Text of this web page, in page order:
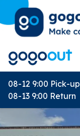
08-12 9:00 Pick-up
08-13 9:00 Return